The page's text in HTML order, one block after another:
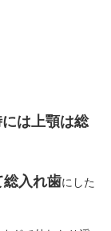
は上顎は総
総入れ歯にした